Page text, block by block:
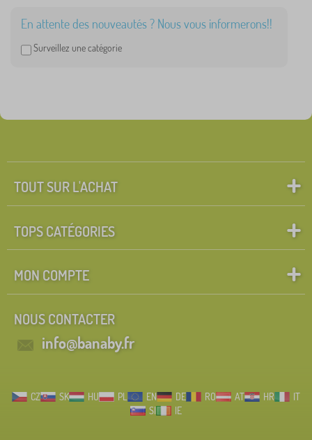
En attente des nouveautés ? Nous vous informerons!!
Surveillez une catégorie
TOUT SUR L'ACHAT
TOPS CATÉGORIES
MON COMPTE
NOUS CONTACTER
info@banaby.fr
CZ SK HU PL EN DE RO AT HR
IT
SI
IE